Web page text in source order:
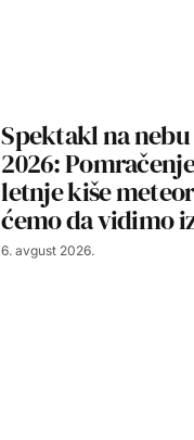
Spektakl na nebu
2026:
letnje kiše
ćemo da vidimo
6. avgust 2026.